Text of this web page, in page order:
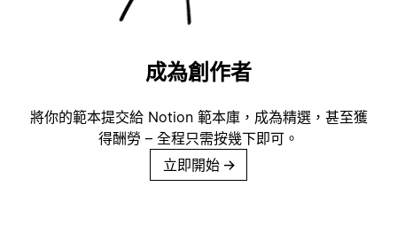
成為創作者
將你的範本提交給 Notion 範本庫，成為精選，甚至獲
得酬勞 – 全程只需按幾下即可。
立即開始 →